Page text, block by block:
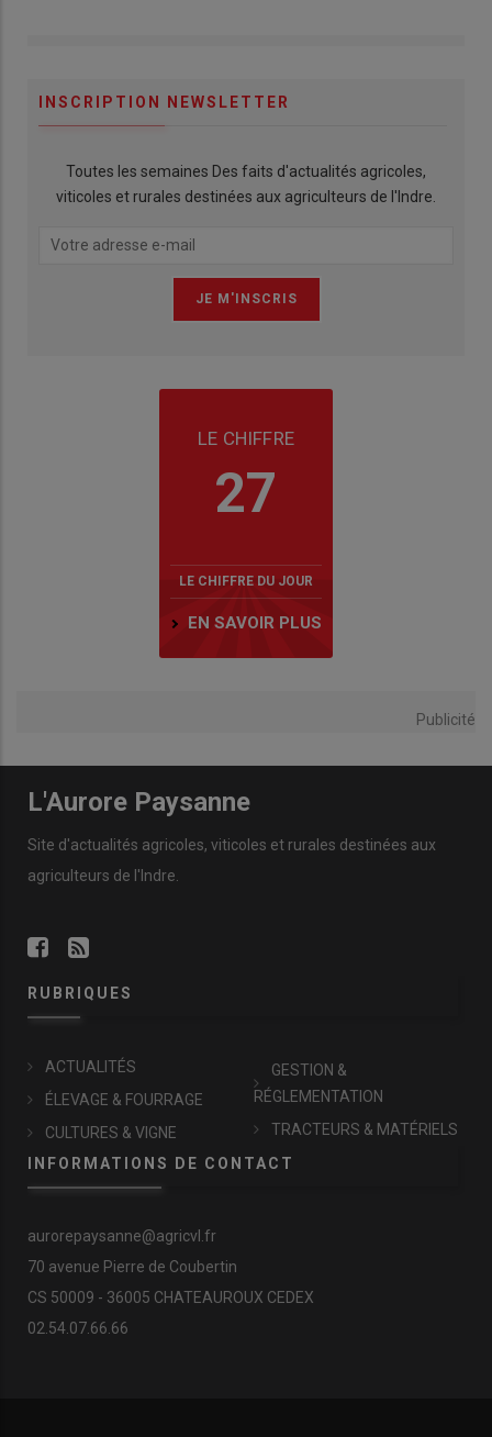
INSCRIPTION NEWSLETTER
Toutes les semaines Des faits d'actualités agricoles,
viticoles et rurales destinées aux agriculteurs de l'Indre.
LE CHIFFRE
27
LE CHIFFRE DU JOUR
EN SAVOIR PLUS
Publicité
L'Aurore Paysanne
Site d'actualités agricoles, viticoles et rurales destinées aux
agriculteurs de l'Indre.
RUBRIQUES
ACTUALITÉS
ÉLEVAGE & FOURRAGE
CULTURES & VIGNE
GESTION &
RÉGLEMENTATION
TRACTEURS & MATÉRIELS
INFORMATIONS DE CONTACT
aurorepaysanne@agricvl.fr
70 avenue Pierre de Coubertin
CS 50009 - 36005 CHATEAUROUX CEDEX
02.54.07.66.66